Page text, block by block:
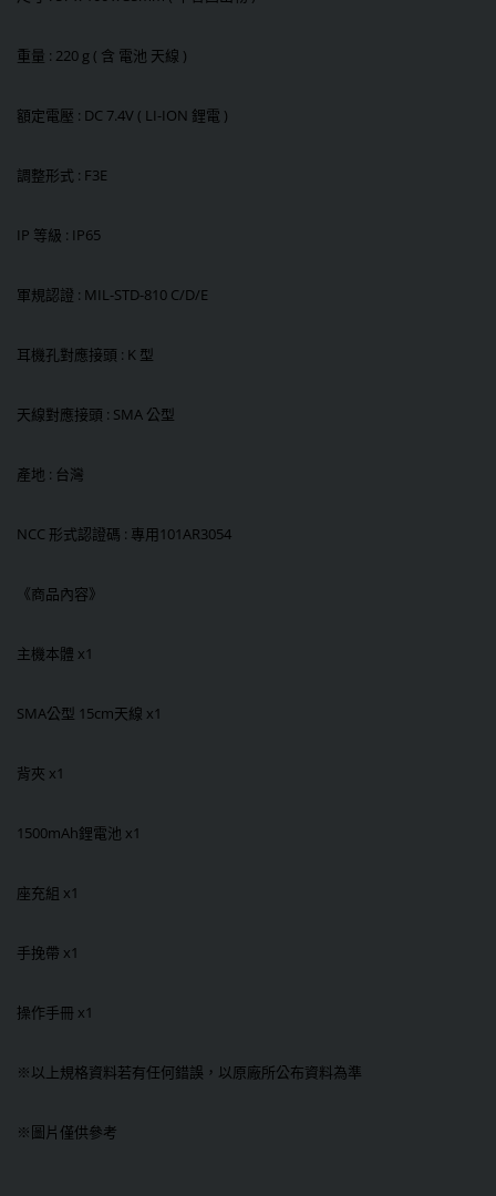
重量 : 220 g ( 含 電池 天線 )
額定電壓 : DC 7.4V ( LI-ION 鋰電 )
調整形式 : F3E
IP 等級 : IP65
軍規認證 : MIL-STD-810 C/D/E
耳機孔對應接頭 : K 型
天線對應接頭 : SMA 公型
產地 : 台灣
NCC 形式認證碼 : 專用101AR3054
《商品內容》
主機本體 x1
SMA公型 15cm天線 x1
背夾 x1
1500mAh鋰電池 x1
座充組 x1
手挽帶 x1
操作手冊 x1
※以上規格資料若有任何錯誤，以原廠所公布資料為準
※圖片僅供參考